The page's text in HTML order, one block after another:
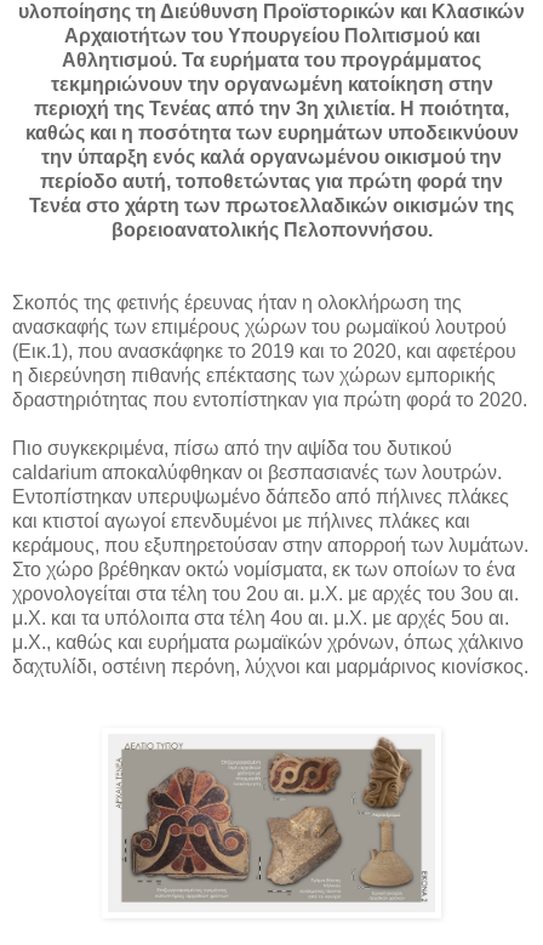
υλοποίησης τη Διεύθυνση Προϊστορικών και Κλασικών
Αρχαιοτήτων του Υπουργείου Πολιτισμού και
Αθλητισμού. Τα ευρήματα του προγράμματος
τεκμηριώνουν την οργανωμένη κατοίκηση στην
περιοχή της Τενέας από την 3η χιλιετία. Η ποιότητα,
καθώς και η ποσότητα των ευρημάτων υποδεικνύουν
την ύπαρξη ενός καλά οργανωμένου οικισμού την
περίοδο αυτή, τοποθετώντας για πρώτη φορά την
Τενέα στο χάρτη των πρωτοελλαδικών οικισμών της
βορειοανατολικής Πελοποννήσου.
Σκοπός της φετινής έρευνας ήταν η ολοκλήρωση της
ανασκαφής των επιμέρους χώρων του ρωμαϊκού λουτρού
(Εικ.1), που ανασκάφηκε το 2019 και το 2020, και αφετέρου
η διερεύνηση πιθανής επέκτασης των χώρων εμπορικής
δραστηριότητας που εντοπίστηκαν για πρώτη φορά το 2020.
Πιο συγκεκριμένα, πίσω από την αψίδα του δυτικού
caldarium αποκαλύφθηκαν οι βεσπασιανές των λουτρών.
Εντοπίστηκαν υπερυψωμένο δάπεδο από πήλινες πλάκες
και κτιστοί αγωγοί επενδυμένοι με πήλινες πλάκες και
κεράμους, που εξυπηρετούσαν στην απορροή των λυμάτων.
Στο χώρο βρέθηκαν οκτώ νομίσματα, εκ των οποίων το ένα
χρονολογείται στα τέλη του 2ου αι. μ.Χ. με αρχές του 3ου αι.
μ.Χ. και τα υπόλοιπα στα τέλη 4ου αι. μ.Χ. με αρχές 5ου αι.
μ.Χ., καθώς και ευρήματα ρωμαϊκών χρόνων, όπως χάλκινο
δαχτυλίδι, οστέινη περόνη, λύχνοι και μαρμάρινος κιονίσκος.